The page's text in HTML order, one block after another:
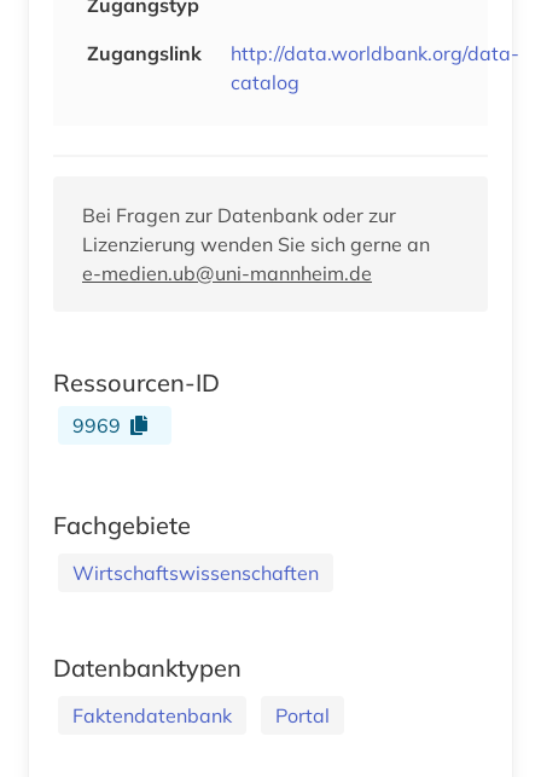
Zugangslink
http://data.worldbank.org/data-
catalog
Bei Fragen zur Datenbank oder zur
Lizenzierung wenden Sie sich gerne an
e-medien.ub@uni-mannheim.de
Ressourcen-ID
9969
Fachgebiete
Wirtschaftswissenschaften
Datenbanktypen
Faktendatenbank Portal